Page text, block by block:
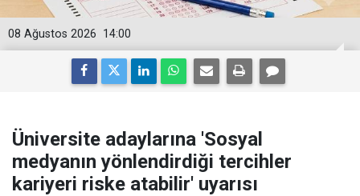
14:00
08 Ağustos 2026
Üniversite adaylarına 'Sosyal
medyanın yönlendirdiği tercihler
kariyeri riske atabilir' uyarısı